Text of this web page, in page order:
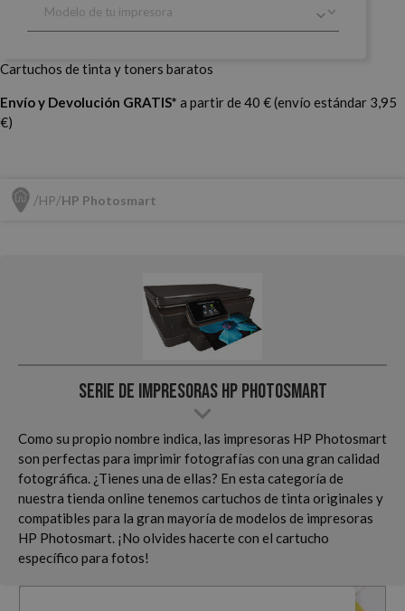
Cartuchos de tinta y toners baratos
Envío y Devolución GRATIS* a partir de 40 € (envío estándar 3,95
€)
HP HP Photosmart
Serie de Impresoras HP Photosmart
Como su propio nombre indica, las impresoras HP Photosmart
son perfectas para imprimir fotografías con una gran calidad
fotográfica. ¿Tienes una de ellas? En esta categoría de
nuestra tienda online tenemos cartuchos de tinta originales y
compatibles para la gran mayoría de modelos de impresoras
HP Photosmart. ¡No olvides hacerte con el cartucho
específico para fotos!